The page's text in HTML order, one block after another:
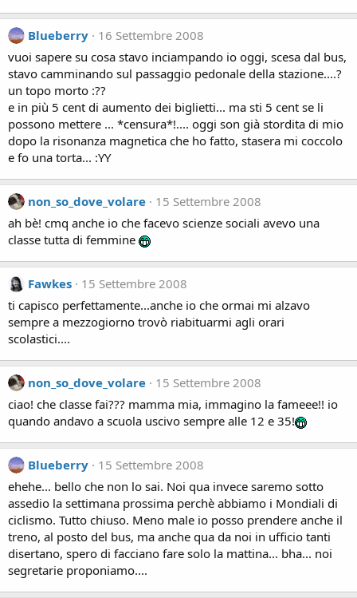
Blueberry
16 Settembre 2008
vuoi sapere su cosa stavo inciampando io oggi, scesa dal bus,
stavo camminando sul passaggio pedonale della stazione....?
un topo morto :??
e in più 5 cent di aumento dei biglietti... ma sti 5 cent se li
possono mettere ... *censura*!.... oggi son già stordita di mio
dopo la risonanza magnetica che ho fatto, stasera mi coccolo
e fo una torta... :YY
non_so_dove_volare
15 Settembre 2008
ah bè! cmq anche io che facevo scienze sociali avevo una
classe tutta di femmine
Fawkes
15 Settembre 2008
ti capisco perfettamente...anche io che ormai mi alzavo
sempre a mezzogiorno trovò riabituarmi agli orari
scolastici....
non_so_dove_volare
15 Settembre 2008
ciao! che classe fai??? mamma mia, immagino la fameee!! io
quando andavo a scuola uscivo sempre alle 12 e 35!
Blueberry
15 Settembre 2008
ehehe... bello che non lo sai. Noi qua invece saremo sotto
assedio la settimana prossima perchè abbiamo i Mondiali di
ciclismo. Tutto chiuso. Meno male io posso prendere anche il
treno, al posto del bus, ma anche qua da noi in ufficio tanti
disertano, spero di facciano fare solo la mattina... bha... noi
segretarie proponiamo....